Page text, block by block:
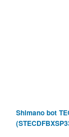
Shimano bot